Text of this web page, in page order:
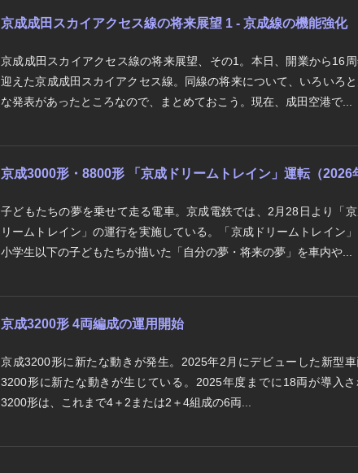
京成成田スカイアクセス線の将来展望 1 - 京成線の機能強化
京成成田スカイアクセス線の将来展望、その1。本日、開業から16
迎えた京成成田スカイアクセス線。同線の将来について、いろいろと
な発表があったところなので、まとめておこう。現在、成田空港で...
京成3000形・8800形 「京成ドリームトレイン」運転（2026
子どもたちの夢を乗せて走る電車。京成電鉄では、2月28日より「京
リームトレイン」の運行を実施している。「京成ドリームトレイン」
小学生以下の子どもたちが描いた「自分の夢・将来の夢」を車内や...
京成3200形 4両編成の運用開始
京成3200形に新たな動きが発生。2025年2月にデビューした新型車
3200形に新たな動きが生じている。2025年度までに18両が導入さ
3200形は、これまで4＋2または2＋4組成の6両...